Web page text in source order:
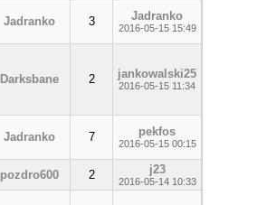
Jadranko 3 Jadranko
2016-05-15 15:49
Darksbane 2 jankowalski25
2016-05-15 11:34
Jadranko 7 pekfos
2016-05-15 00:15
pozdro600 2 j23
2016-05-14 10:33